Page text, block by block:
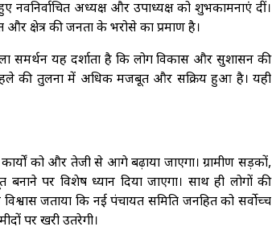
अध्यक्ष और उपाध्यक्ष को शुभकामनाएं दीं।
क्षेत्र की जनता के भरोसे का प्रमाण है।
समर्थन यह दर्शाता है कि लोग विकास और सुशासन की
पहले की तुलना में अधिक मजबूत और सक्रिय हुआ है। यही
को और तेजी से आगे बढ़ाया जाएगा। ग्रामीण सड़कों,
पर विशेष ध्यान दिया जाएगा। साथ ही लोगों की
जताया कि नई पंचायत समिति जनहित को सर्वोच्च
पर खरी उतरेगी।